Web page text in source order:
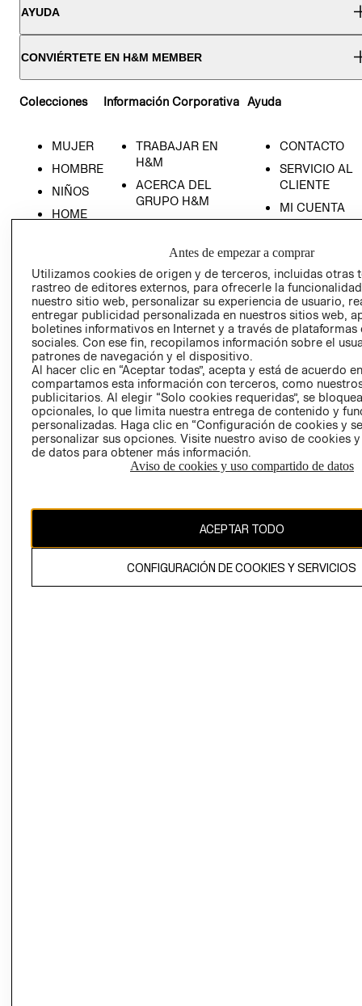
AYUDA
CONVIÉRTETE EN H&M MEMBER
Colecciones
MUJER
HOMBRE
NIÑOS
HOME
Información Corporativa
TRABAJAR EN
H&M
ACERCA DEL
GRUPO H&M
RESPONSABILIDAD
RELACIÓN CON
INVERSIONISTAS
POLÍTICA
EMPRESARIAL
Ayuda
CONTACTO
SERVICIO AL
CLIENTE
MI CUENTA
- RETIRO EN
TIENDA
TÉRMINOS Y
CONDICIONES
AVISO DE
PRIVACIDAD
GIFT CARD
AVISO DE
COOKIES
Chile ($)
Antes de empezar a comprar
Utilizamos cookies de origen y de terceros, incluidas otras
rastreo de editores externos, para ofrecerle la
nuestro sitio web, personalizar su experiencia de usuario,
entregar publicidad personalizada en nuestros sitios web,
boletines informativos en Internet y a través de plataformas
sociales. Con ese fin, recopilamos información sobre el
patrones de navegación y el dispositivo.
Al hacer clic en “Aceptar todas”, acepta y está de acuerdo
compartamos esta información con terceros, como
publicitarios. Al elegir “Solo cookies requeridas”, se
opcionales, lo que limita nuestra entrega de contenido y
personalizadas. Haga clic en “Configuración de cookies y
personalizar sus opciones. Visite nuestro aviso de cookies
de datos para obtener más información.
Aviso de cookies y uso compartido de datos
ACEPTAR TODO
CONFIGURACIÓN DE COOKIES Y SERVICIOS